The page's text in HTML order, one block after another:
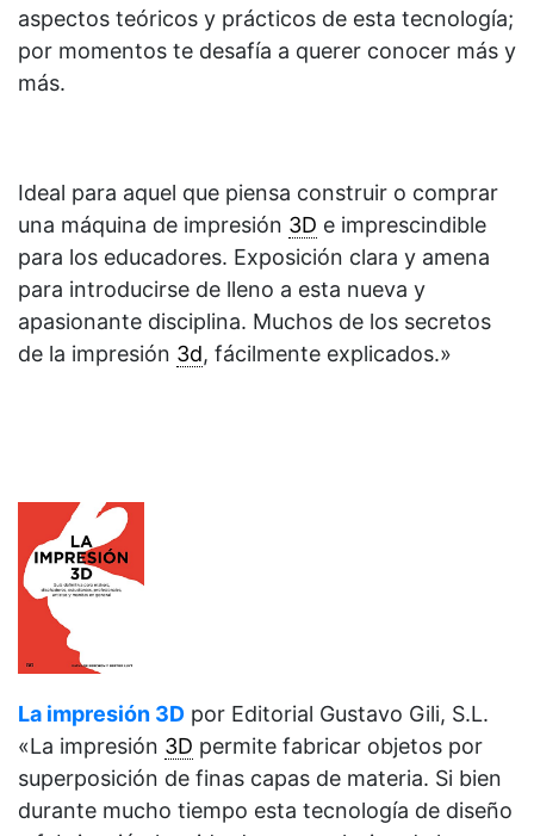
aspectos teóricos y prácticos de esta tecnología;
por momentos te desafía a querer conocer más y
más.
Ideal para aquel que piensa construir o comprar
una máquina de impresión 3D e imprescindible
para los educadores. Exposición clara y amena
para introducirse de lleno a esta nueva y
apasionante disciplina. Muchos de los secretos
de la impresión 3d, fácilmente explicados.»
La impresión 3D por Editorial Gustavo Gili, S.L.
«La impresión 3D permite fabricar objetos por
superposición de finas capas de materia. Si bien
durante mucho tiempo esta tecnología de diseño